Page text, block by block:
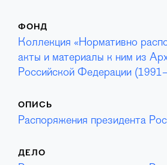
ФОНД
Коллекция «Нормативно
акты и материалы к ним из
Российской Федерации
ОПИСЬ
Распоряжения президента
ДЕЛО